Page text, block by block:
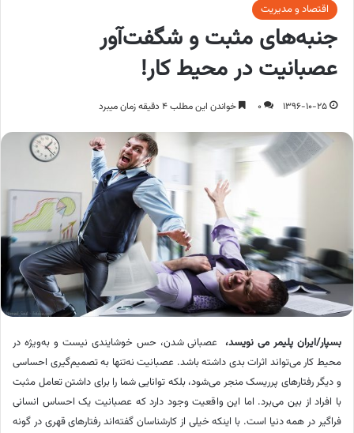
اقتصاد و مدیریت
جنبه‌های مثبت و شگفت‌آور
عصبانیت در محیط کار!
1396-10-25
0 خواندن این مطلب 4 دقیقه زمان میبرد
بسپار/ایران پلیمر می نویسد، عصبانی شدن، حس خوشایندی نیست و به‌ویژه در
محیط کار می‌تواند اثرات بدی داشته باشد. عصبانیت نه‌تنها به تصمیم‌گیری احساسی
و دیگر رفتارهای پرریسک منجر می‌شود، بلکه توانایی شما را برای داشتن تعامل مثبت
با افراد از بین می‌برد. اما این واقعیت وجود دارد که عصبانیت یک احساس انسانی
فراگیر در همه دنیا است. با اینکه خیلی از کارشناسان گفته‌اند رفتارهای قهری در گونه